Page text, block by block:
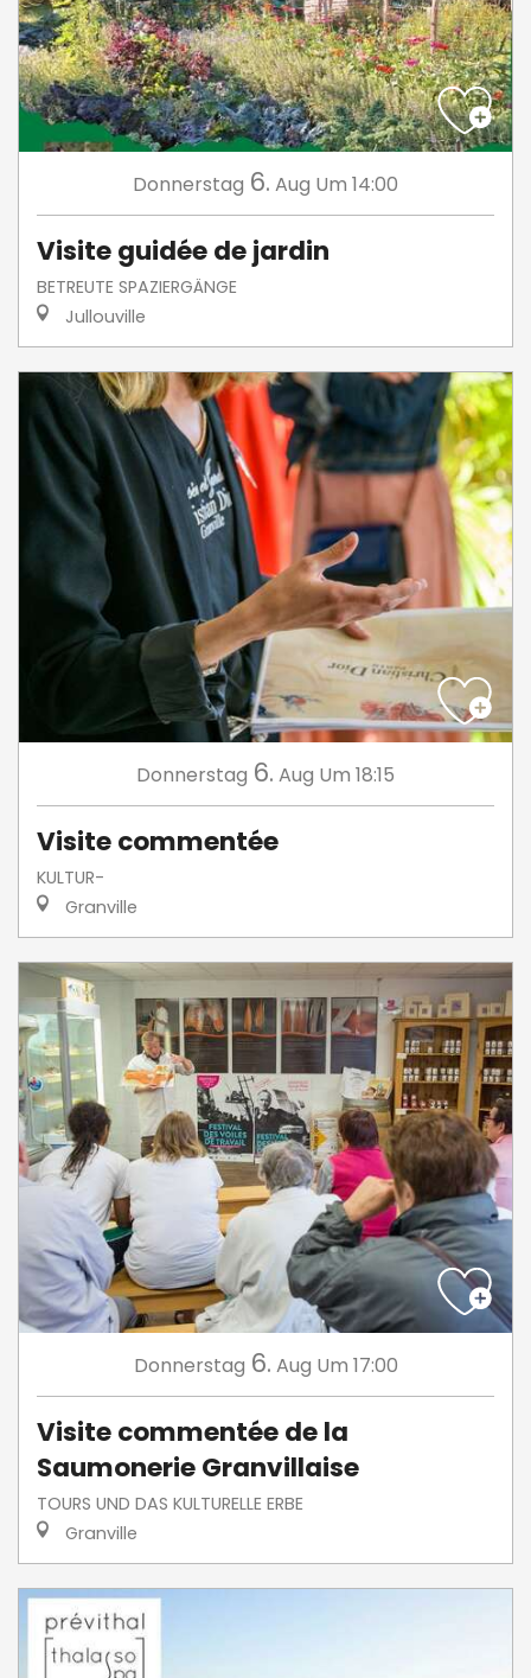
Donnerstag 6. Aug Um 14:00
Visite guidée de jardin
BETREUTE SPAZIERGÄNGE
Jullouville
Donnerstag 6. Aug Um 18:15
Visite commentée
KULTUR-
Granville
Donnerstag 6. Aug Um 17:00
Visite commentée de la
Saumonerie Granvillaise
TOURS UND DAS KULTURELLE ERBE
Granville